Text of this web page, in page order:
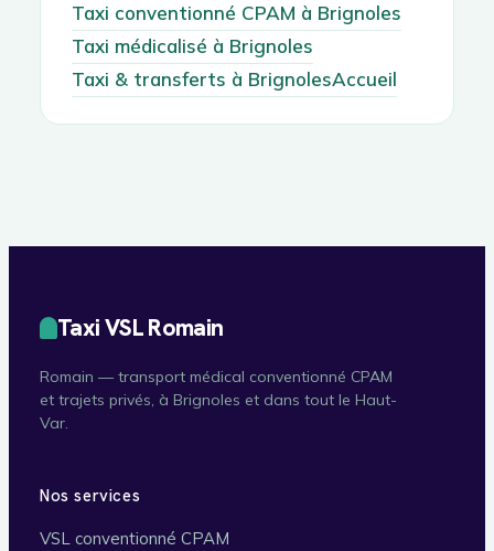
Taxi conventionné CPAM à Brignoles
Taxi médicalisé à Brignoles
Taxi & transferts à BrignolesAccueil
Taxi VSL Romain
Romain — transport médical conventionné CPAM
et trajets privés, à Brignoles et dans tout le Haut-
Var.
Nos services
VSL conventionné CPAM